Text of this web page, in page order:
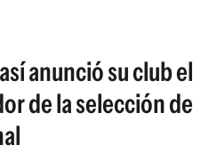
anunció su club el
de la selección de